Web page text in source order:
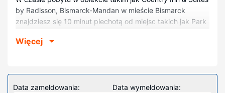
by Radisson, Bismarck-Mandan w mieście Bismarck
znajdziesz się 10 minut piechotą od miejsc takich jak Park
1,1 km od atrakcji takiej jak Zoo Dakota i 1,1 km od miejsca
Poczuj się jak w domu w 61 klimatyzowanych pokojach,
Więcej
Data zameldowania: Data wymeldowania: